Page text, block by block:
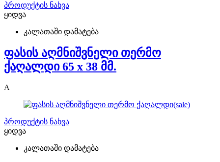
პროდუქტის ნახვა
ყიდვა
კალათაში დამატება
ფასის აღმნიშვნელი თერმო
ქაღალდი 65 x 38 მმ.
A
პროდუქტის ნახვა
ყიდვა
კალათაში დამატება